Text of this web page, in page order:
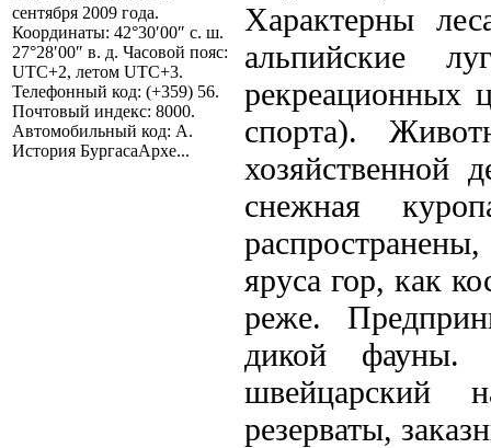
сентября 2009 года.
Координаты: 42°30′00″ с. ш.
27°28′00″ в. д. Часовой пояс:
UTC+2, летом UTC+3.
Телефонный код: (+359) 56.
Почтовый индекс: 8000.
Автомобильный код: А.
История БургасаАрхе...
Характерны
альпийские
рекреационных
спорта).
хозяйственной
снежная
яруса гор, как
реже.
дикой фауны.
швейцарский
резерваты,